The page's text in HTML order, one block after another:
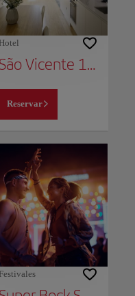
Hotel
São Vicente 1797 Apartments
Reservar
Festivales